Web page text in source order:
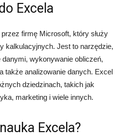
Excela
firmę Microsoft, który służy
kalkulacyjnych. Jest to narzędzie,
wykonywanie obliczeń,
także analizowanie danych. Excel
dziedzinach, takich jak
marketing i wiele innych.
Excela?